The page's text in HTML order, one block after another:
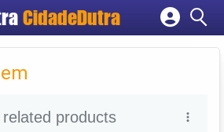
CidadeDutra
Cadastrar empresa